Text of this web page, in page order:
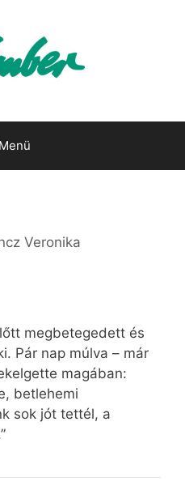
Menü
Veronika
megbetegedett és
Pár nap múlva – már
magában:
betlehemi
sok jót tettél, a